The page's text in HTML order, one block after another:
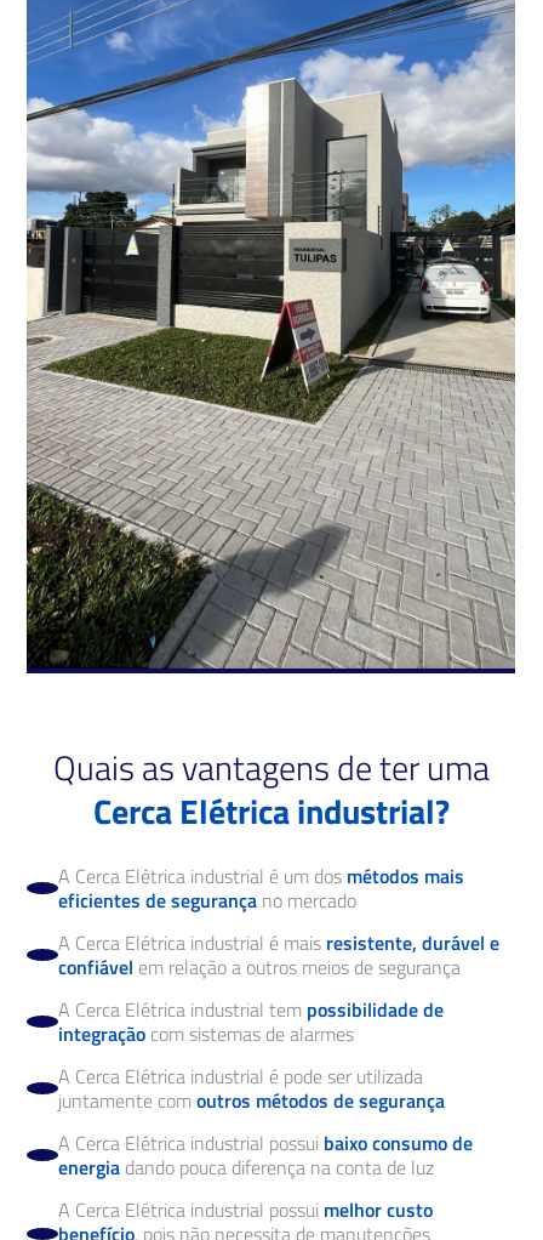
Quais as vantagens de ter uma
Cerca Elétrica industrial?
A Cerca Elétrica industrial é um dos métodos mais
eficientes de segurança no mercado
A Cerca Elétrica industrial é mais resistente, durável e
confiável em relação a outros meios de segurança
A Cerca Elétrica industrial tem possibilidade de
integração com sistemas de alarmes
A Cerca Elétrica industrial é pode ser utilizada
juntamente comoutros métodos de segurança
A Cerca Elétrica industrial possui baixo consumo de
energia dando pouca diferença na conta de luz
A Cerca Elétrica industrial possui melhor custo
benefício, pois não necessita de manutenções